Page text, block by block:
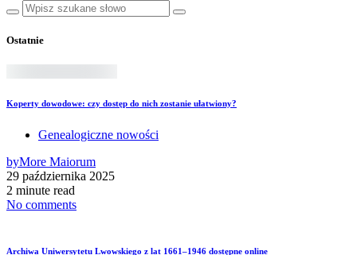
Ostatnie
Koperty dowodowe: czy dostęp do nich zostanie ułatwiony?
Genealogiczne nowości
byMore Maiorum
29 października 2025
2 minute read
No comments
Archiwa Uniwersytetu Lwowskiego z lat 1661–1946 dostępne online